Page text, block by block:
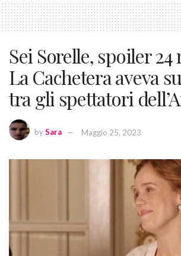
Sei Sorelle, spoiler 24
La Cachetera aveva
tra gli spettatori
bySara Maggio 25, 2023